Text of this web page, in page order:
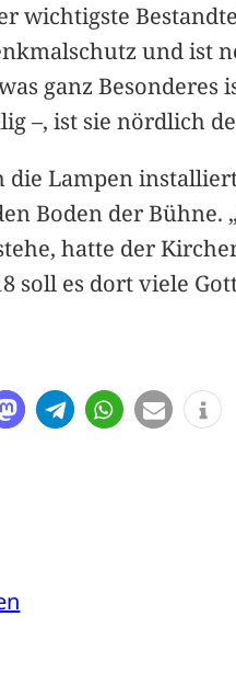
wichtigste
und ist
ganz
–, ist sie nördlich
Lampen
Boden der Bühne.
hatte der
soll es dort viele